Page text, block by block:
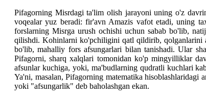
Pifagorning Misrdagi ta'lim olish jarayoni uning o'z
voqealar yuz beradi: fir'avn Amazis vafot etadi, uning
forslarning Misrga urush ochishi uchun sabab bo'lib,
qilishdi. Kohinlarni ko'pchiligini qatl qildirib, qolganlarini
bo'lib, mahalliy fors afsungarlari bilan tanishadi. Ular
Pifagorni, sharq xalqlari tomonidan ko'p mingyilliklar
afsunlar kuchiga, yoki, ma'budlarning qudratli kuchlari
Ya'ni, masalan, Pifagorning matematika
yoki "afsungarlik" deb baholashgan ekan.